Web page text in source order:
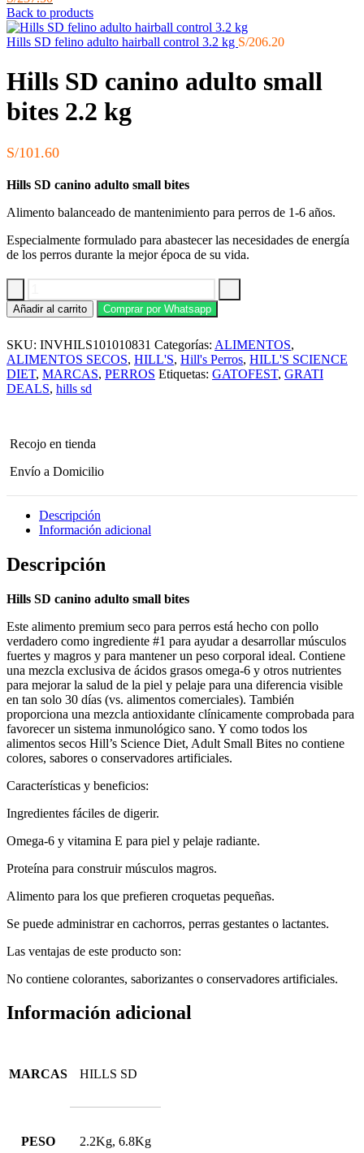
precio
original
era:
precio
actual
es:
Back to products
Hills SD felino adulto hairball control 3.2 kg S/206.20
Hills SD canino adulto small
bites 2.2 kg
S/101.60
Hills SD canino adulto small bites
Alimento balanceado de mantenimiento para perros de 1-6 años.
Especialmente formulado para abastecer las necesidades de energía
de los perros durante la mejor época de su vida.
Hills
SD
adulto
small
bites
2.2
kg
Añadir al carrito Comprar por Whatsapp
SKU: INVHILS101010831 Categorías: ALIMENTOS,
ALIMENTOS SECOS, HILL'S, Hill's Perros, HILL'S SCIENCE
DIET, MARCAS, PERROS Etiquetas: GATOFEST, GRATI
DEALS, hills sd
Recojo en tienda
Envío a Domicilio
Descripción
Información adicional
Descripción
Hills SD canino adulto small bites
Este alimento premium seco para perros está hecho con pollo
verdadero como ingrediente #1 para ayudar a desarrollar músculos
fuertes y magros y para mantener un peso corporal ideal. Contiene
una mezcla exclusiva de ácidos grasos omega-6 y otros nutrientes
para mejorar la salud de la piel y pelaje para una diferencia visible
en tan solo 30 días (vs. alimentos comerciales). También
proporciona una mezcla antioxidante clínicamente comprobada para
favorecer un sistema inmunológico sano. Y como todos los
alimentos secos Hill’s Science Diet, Adult Small Bites no contiene
colores, sabores o conservadores artificiales.
Características y beneficios:
Ingredientes fáciles de digerir.
Omega-6 y vitamina E para piel y pelaje radiante.
Proteína para construir músculos magros.
Alimento para los que prefieren croquetas pequeñas.
Se puede administrar en cachorros, perras gestantes o lactantes.
Las ventajas de este producto son:
No contiene colorantes, saborizantes o conservadores artificiales.
Información adicional
MARCAS HILLS SD
PESO 2.2Kg, 6.8Kg